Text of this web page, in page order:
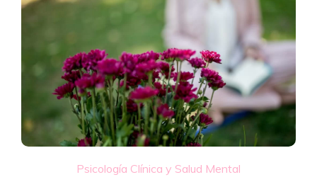
Psicología Clínica y Salud Mental